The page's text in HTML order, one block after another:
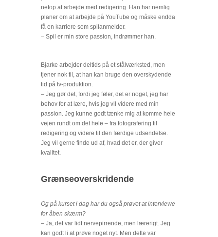
netop at arbejde med redigering. Han har nemlig
planer om at arbejde på YouTube og måske endda
få en karriere som spilanmelder.
– Spil er min store passion, indrømmer han.
Bjarke arbejder deltids på et stålværksted, men
tjener nok til, at han kan bruge den overskydende
tid på tv-produktion.
– Jeg gør det, fordi jeg føler, det er noget, jeg har
behov for at lære, hvis jeg vil videre med min
passion. Jeg kunne godt tænke mig at komme hele
vejen rundt om det hele – fra fotografering til
redigering og videre til den færdige udsendelse.
Jeg vil gerne finde ud af, hvad det er, der giver
kvalitet.
Grænseoverskridende
Og på kurset i dag har du også prøvet at interviewe
for åben skærm?
– Ja, det var lidt nervepirrende, men lærerigt. Jeg
kan godt li at prøve noget nyt. Men dette var